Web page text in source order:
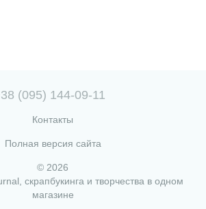
(095) 144-09-11
Контакты
Полная версия сайта
© 2026
скрапбукинга и творчества в одном
магазине